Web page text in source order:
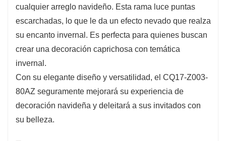
CQ17-Z003-80AZ es duradero y reutilizable, lo
que lo convierte en una inversión práctica para
su decoración navideña. Le ofrece la
oportunidad de darle un toque de magia
invernal a su hogar año tras año.
cualquier arreglo navideño. Esta rama luce puntas
escarchadas, lo que le da un efecto nevado que realza
su encanto invernal. Es perfecta para quienes buscan
crear una decoración caprichosa con temática
invernal.
Con su elegante diseño y versatilidad, el CQ17-Z003-
80AZ seguramente mejorará su experiencia de
decoración navideña y deleitará a sus invitados con
su belleza.